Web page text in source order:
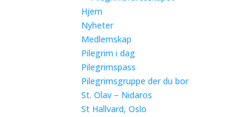
Hjem
Nyheter
Medlemskap
Pilegrim i dag
Pilegrimspass
Pilegrimsgruppe der du bor
St. Olav – Nidaros
St Hallvard, Oslo